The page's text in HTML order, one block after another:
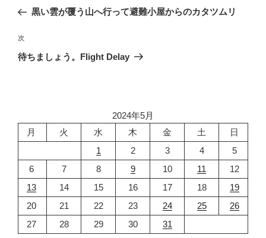
ナ
ビ
ゲ
の
稿
黒い雲が覆う山へ行って避難小屋からのカタツムリ
次
の
次
待ちましょう。Flight Delay
2024年5月
月
火 水 木 金 土
日
1
2 3 4
5
6
7 8 9 10 11
12
13
14 15 16 17 18
19
20
21 22 23 24 25
26
27
28 29 30
31